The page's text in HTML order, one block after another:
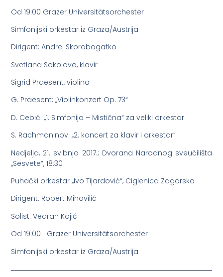
Od 19:00 Grazer Universitätsorchester
Simfonijski orkestar iz Graza/Austrija
Dirigent: Andrej Skorobogatko
Svetlana Sokolova, klavir
Sigrid Praesent, violina
G. Praesent: ,,Violinkonzert Op. 73“
D. Cebić: ,,1. Simfonija – Mistična“ za veliki orkestar
S. Rachmaninov: ,,2. koncert za klavir i orkestar“
Nedjelja, 21. svibnja 2017.; Dvorana Narodnog sveučilišta
,,Sesvete“, 18:30
Puhački orkestar ,,Ivo Tijardović“, Ciglenica Zagorska
Dirigent: Robert Mihovilić
Solist: Vedran Kojić
Od 19:00 Grazer Universitätsorchester
Simfonijski orkestar iz Graza/Austrija